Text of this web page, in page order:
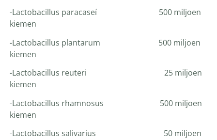
-Lactobacillus paracaseí 500 miljoen
kiemen
-Lactobacillus plantarum 500 miljoen
kiemen
-Lactobacillus reuteri 25 miljoen
kiemen
-Lactobacillus rhamnosus 500 miljoen
kiemen
-Lactobacillus salivarius 50 miljoen